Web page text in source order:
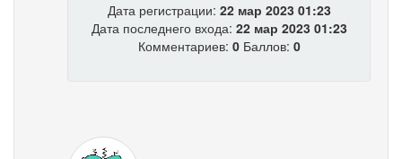
Дата регистрации: 22 мар 2023 01:23
Дата последнего входа: 22 мар 2023 01:23
Комментариев: 0Баллов: 0